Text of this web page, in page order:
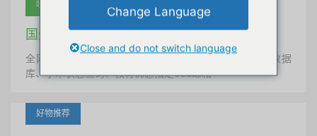
吐血推荐
国外学术美国 edu教育邮箱
全网唯一首发、自定义用户名、终身使用、学术文献数据
库、学术状态查询、教育优惠指定edu邮箱
好物推荐
Change Language
Close and do not switch language